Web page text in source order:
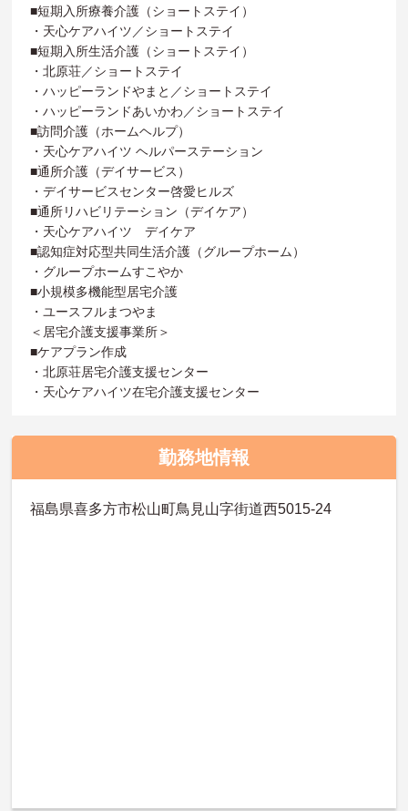
■短期入所療養介護（ショートステイ）
・天心ケアハイツ／ショートステイ
■短期入所生活介護（ショートステイ）
・北原荘／ショートステイ
・ハッピーランドやまと／ショートステイ
・ハッピーランドあいかわ／ショートステイ
■訪問介護（ホームヘルプ）
・天心ケアハイツ ヘルパーステーション
■通所介護（デイサービス）
・デイサービスセンター啓愛ヒルズ
■通所リハビリテーション（デイケア）
・天心ケアハイツ デイケア
■認知症対応型共同生活介護（グループホーム）
・グループホームすこやか
■小規模多機能型居宅介護
・ユースフルまつやま
＜居宅介護支援事業所＞
■ケアプラン作成
・北原荘居宅介護支援センター
・天心ケアハイツ在宅介護支援センター
勤務地情報
福島県喜多方市松山町鳥見山字街道西5015-24